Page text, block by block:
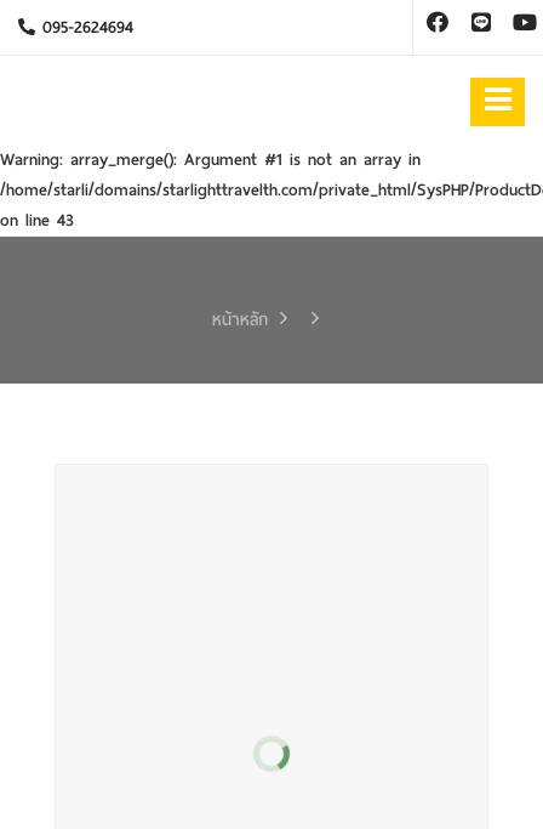
095-2624694
Warning: array_merge(): Argument #1 is not an array in
/home/starli/domains/starlighttravelth.com/private_html/SysPHP/
on line 43
หน้าหลัก